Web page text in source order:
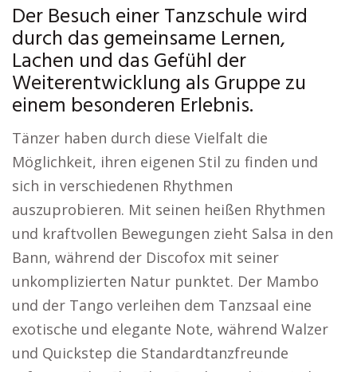
Der Besuch einer Tanzschule wird
durch das gemeinsame Lernen,
Lachen und das Gefühl der
Weiterentwicklung als Gruppe zu
einem besonderen Erlebnis.
Tänzer haben durch diese Vielfalt die
Möglichkeit, ihren eigenen Stil zu finden und
sich in verschiedenen Rhythmen
auszuprobieren. Mit seinen heißen Rhythmen
und kraftvollen Bewegungen zieht Salsa in den
Bann, während der Discofox mit seiner
unkomplizierten Natur punktet. Der Mambo
und der Tango verleihen dem Tanzsaal eine
exotische und elegante Note, während Walzer
und Quickstep die Standardtanzfreunde